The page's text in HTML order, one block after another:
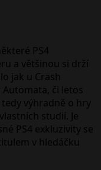
PS4
a většinou si drží
jak u Crash
či letos
tedy výhradně o hry
studií. Je
PS4 exkluzivity se
v hledáčku